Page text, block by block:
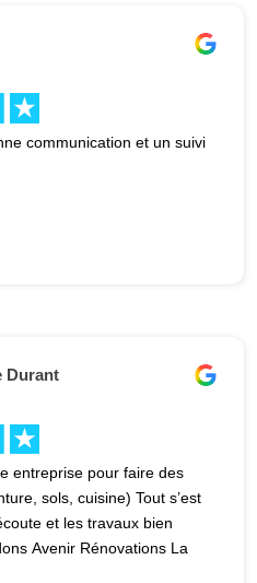
communication et un suivi
Durant
entreprise pour faire des
sols, cuisine) Tout s’est
et les travaux bien
Avenir Rénovations La